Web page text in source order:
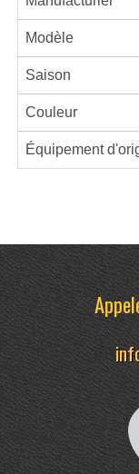
Modèle
Saison
Couleur
Équipement